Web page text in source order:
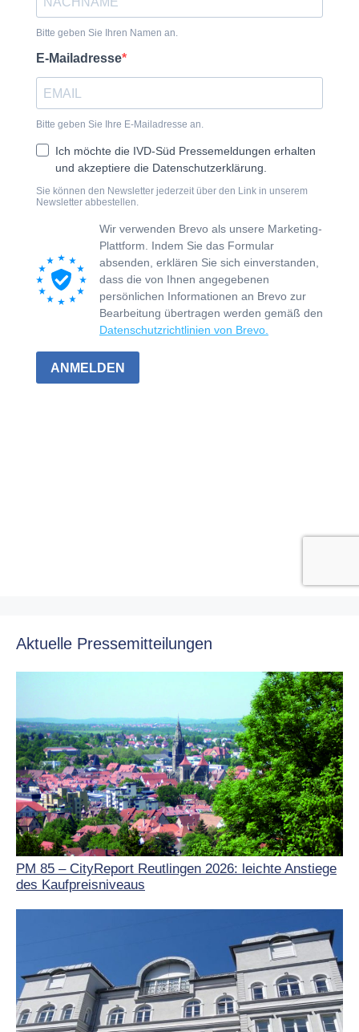
Aktuelle Pressemitteilungen
PM 85 – CityReport Reutlingen 2026: leichte Anstiege
des Kaufpreisniveaus